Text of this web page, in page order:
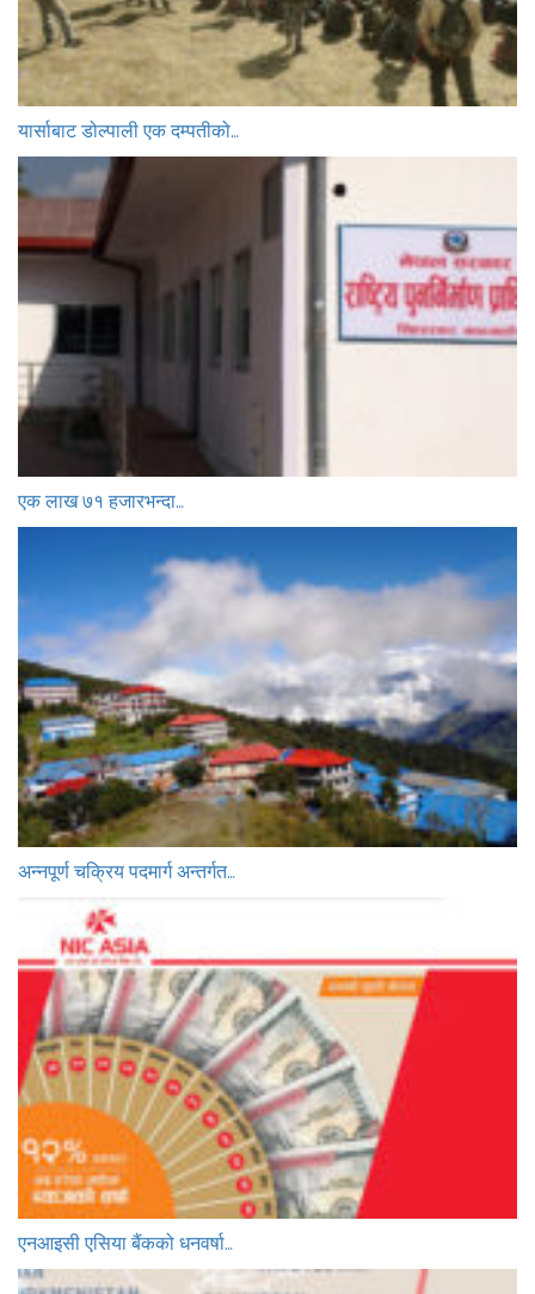
यार्साबाट डोल्पाली एक दम्पतीको…
एक लाख ७१ हजारभन्दा…
अन्नपूर्ण चक्रिय पदमार्ग अन्तर्गत…
एनआइसी एसिया बैंकको धनवर्षा…